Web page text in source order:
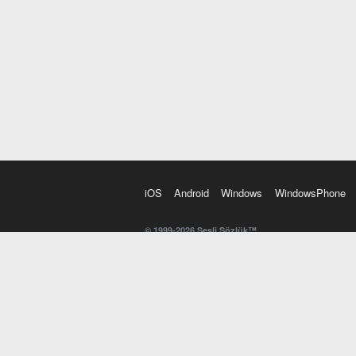
iOS Android Windows WindowsPhone
© 1999-2026 Sesli Sözlük™